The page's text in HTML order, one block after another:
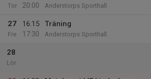
Tor
20:00
Anderstorps Sporthall
27
Fre
16:15
17:30
Träning
Anderstorps Sporthall
28
Lör